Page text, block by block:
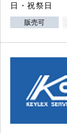
日・祝祭日
販売可